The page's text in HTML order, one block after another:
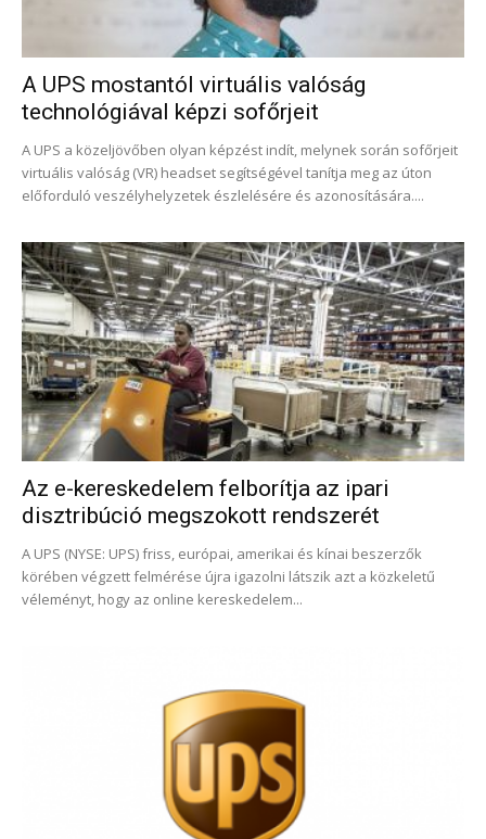
A UPS mostantól virtuális valóság
technológiával képzi sofőrjeit
A UPS a közeljövőben olyan képzést indít, melynek során sofőrjeit
virtuális valóság (VR) headset segítségével tanítja meg az úton
előforduló veszélyhelyzetek észlelésére és azonosítására....
Az e-kereskedelem felborítja az ipari
disztribúció megszokott rendszerét
A UPS (NYSE: UPS) friss, európai, amerikai és kínai beszerzők
körében végzett felmérése újra igazolni látszik azt a közkeletű
véleményt, hogy az online kereskedelem...